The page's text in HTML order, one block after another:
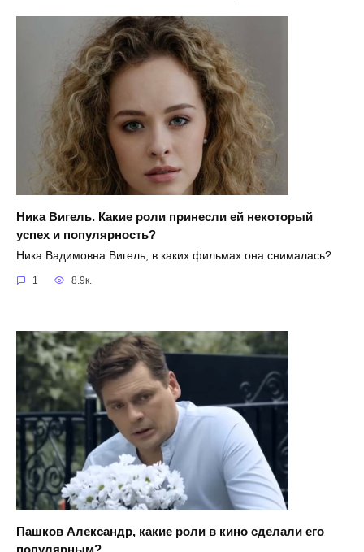
Ника Вигель. Какие роли принесли ей некоторый
успех и популярность?
Ника Вадимовна Вигель, в каких фильмах она снималась?
1 8.9к.
Пашков Александр, какие роли в кино сделали его
популярным?